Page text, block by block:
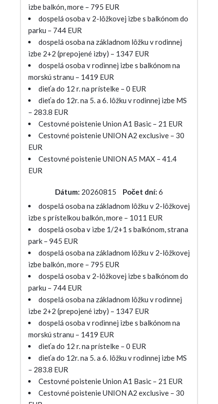
izbe balkón, more – 795 EUR
dospelá osoba v 2-lôžkovej izbe s balkónom do
parku – 744 EUR
dospelá osoba na základnom lôžku v rodinnej
izbe 2+2 (prepojené izby) – 1347 EUR
dospelá osoba v rodinnej izbe s balkónom na
morskú stranu – 1419 EUR
dieťa do 12 r. na prístelke – 0 EUR
dieťa do 12r. na 5. a 6. lôžku v rodinnej izbe MS
– 283.8 EUR
Cestovné poistenie Union A1 Basic – 21 EUR
Cestovné poistenie UNION A2 exclusive – 30
EUR
Cestovné poistenie UNION A5 MAX – 41.4
EUR
Dátum: 20260815 Počet dní: 6
dospelá osoba na základnom lôžku v 2-lôžkovej
izbe s prístelkou balkón, more – 1011 EUR
dospelá osoba v izbe 1/2+1 s balkónom, strana
park – 945 EUR
dospelá osoba na základnom lôžku v 2-lôžkovej
izbe balkón, more – 795 EUR
dospelá osoba v 2-lôžkovej izbe s balkónom do
parku – 744 EUR
dospelá osoba na základnom lôžku v rodinnej
izbe 2+2 (prepojené izby) – 1347 EUR
dospelá osoba v rodinnej izbe s balkónom na
morskú stranu – 1419 EUR
dieťa do 12 r. na prístelke – 0 EUR
dieťa do 12r. na 5. a 6. lôžku v rodinnej izbe MS
– 283.8 EUR
Cestovné poistenie Union A1 Basic – 21 EUR
Cestovné poistenie UNION A2 exclusive – 30